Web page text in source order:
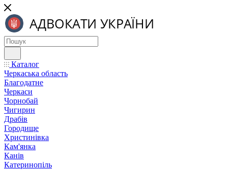
Каталог
Черкаська область
Благодатне
Черкаси
Чорнобай
Чигирин
Драбів
Городище
Христинівка
Кам'янка
Канів
Катеринопіль